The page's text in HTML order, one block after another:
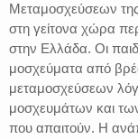
Μεταμοσχεύσεων
στη γείτονα χώρα
στην Ελλάδα. Οι
μοσχεύματα από
μεταμοσχεύσεων
μοσχευμάτων και
που απαιτούν. Η